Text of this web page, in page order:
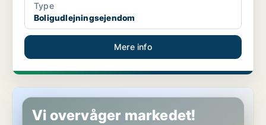
Type
Boligudlejningsejendom
Mere info
Butik i Tranbjerg J
Vi overvåger markedet!